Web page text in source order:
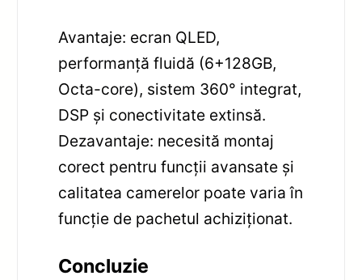
Avantaje: ecran QLED,
performanță fluidă (6+128GB,
Octa-core), sistem 360° integrat,
DSP și conectivitate extinsă.
Dezavantaje: necesită montaj
corect pentru funcții avansate și
calitatea camerelor poate varia în
funcție de pachetul achiziționat.
Concluzie